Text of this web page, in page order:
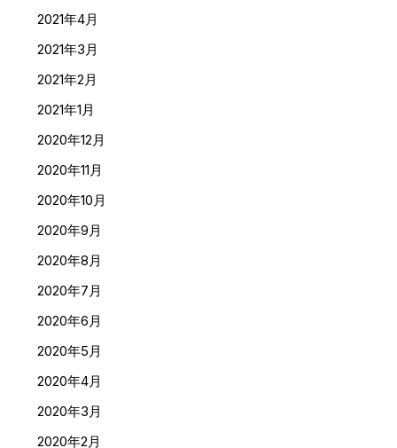
2021年4月
2021年3月
2021年2月
2021年1月
2020年12月
2020年11月
2020年10月
2020年9月
2020年8月
2020年7月
2020年6月
2020年5月
2020年4月
2020年3月
2020年2月